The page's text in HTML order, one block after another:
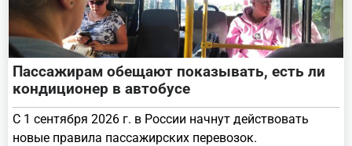
Пассажирам обещают показывать, есть ли
кондиционер в автобусе
С 1 сентября 2026 г. в России начнут действовать
новые правила пассажирских перевозок.